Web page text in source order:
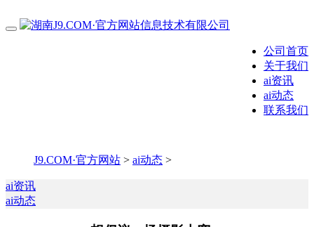
公司首页
关于我们
ai资讯
ai动态
联系我们
J9.COM·官方网站 > ai动态 >
ai资讯
ai动态